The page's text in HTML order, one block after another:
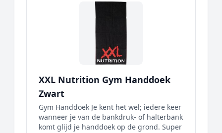
XXL Nutrition Gym Handdoek
Zwart
Gym Handdoek Je kent het wel; iedere keer
wanneer je van de bankdruk- of halterbank
komt glijd je handdoek op de grond. Super